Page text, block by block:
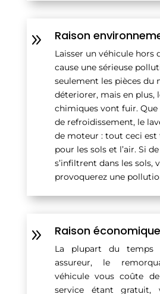
9 Raison
Laisser un véhicule hors
cause une sérieuse
seulement les pièces du
déteriorer, mais en plus,
chimiques vont fuir.
de refroidissement, le
de moteur : tout ceci est
pour les sols et l’air. Si
s’infiltrent dans les sols,
provoquerez une
9 Raison économique
La plupart du temps
assureur, le
véhicule vous coûte
service étant gratuit,